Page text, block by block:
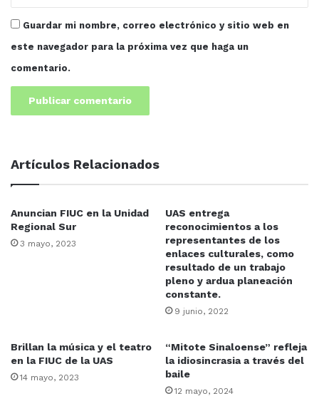
que acompañó las magníficas voces de los cantantes
Rodolfo Elías Rojas, la Soprano Perla Orrantia, Oralia
Castro y Angélica Mata Esparza, así como los bellos
bailes de la Compañía Lírica Universitaria y de la
Guardar mi nombre, correo electrónico y sitio web en
este navegador para la próxima vez que haga un
comentario.
Artículos Relacionados
Anuncian FIUC en la Unidad
Regional Sur
3 mayo, 2023
UAS entrega
reconocimientos a los
representantes de los
enlaces culturales, como
resultado de un trabajo
pleno y ardua planeación
constante.
9 junio, 2022
Brillan la música y el teatro
en la FIUC de la UAS
14 mayo, 2023
“Mitote Sinaloense” refleja
la idiosincrasia a través del
baile
12 mayo, 2024